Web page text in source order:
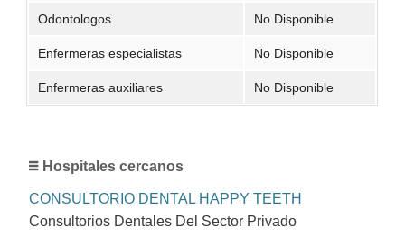
Odontologos No Disponible
Enfermeras especialistas No Disponible
Enfermeras auxiliares No Disponible
Hospitales cercanos
CONSULTORIO DENTAL HAPPY TEETH
Consultorios Dentales Del Sector Privado